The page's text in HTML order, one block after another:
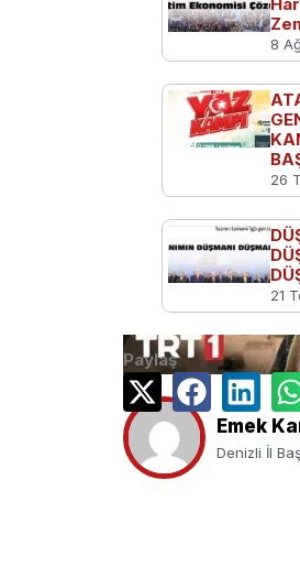
Emek
Denizli İl
8
26
21
Paylaş